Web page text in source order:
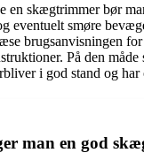
en skægtrimmer bør
eventuelt smøre
brugsanvisningen
På den måde
i god stand og har
man en god